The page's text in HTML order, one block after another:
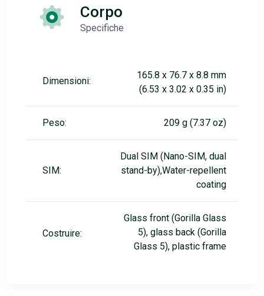
Corpo
Specifiche
Dimensioni:
165.8 x 76.7 x 8.8 mm
(6.53 x 3.02 x 0.35 in)
Peso: 209 g (7.37 oz)
SIM:
Dual SIM (Nano-SIM, dual
stand-by),Water-repellent
coating
Costruire:
Glass front (Gorilla Glass
5), glass back (Gorilla
Glass 5), plastic frame